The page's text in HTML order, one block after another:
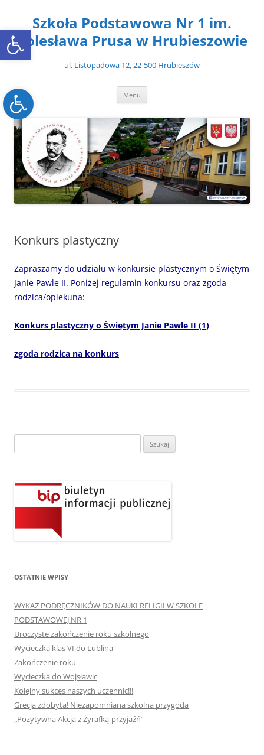
Open toolbar
Open toolbar
treściSzkoła Podstawowa Nr 1 im.
Bolesława Prusa w Hrubieszowie
ul. Listopadowa 12, 22-500 Hrubieszów
Menu
Konkurs plastyczny
Zapraszamy do udziału w konkursie plastycznym o Świętym
Janie Pawle II. Poniżej regulamin konkursu oraz zgoda
rodzica/opiekuna:
Konkurs plastyczny o Świętym Janie Pawle II (1)
zgoda rodzica na konkurs
OSTATNIE WPISY
WYKAZ PODRĘCZNIKÓW DO NAUKI RELIGII W SZKOLE
PODSTAWOWEJ NR 1
Uroczyste zakończenie roku szkolnego
Wycieczka klas VI do Lublina
Zakończenie roku
Wycieczka do Wojsławic
Kolejny sukces naszych uczennic!!!
Grecja zdobyta! Niezapomniana szkolna przygoda
„Pozytywna Akcja z Żyrafką-przyjaźń”